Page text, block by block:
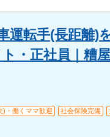
転手(長距離)
・正社員｜糟
)・働くママ歓迎 社会保険完備